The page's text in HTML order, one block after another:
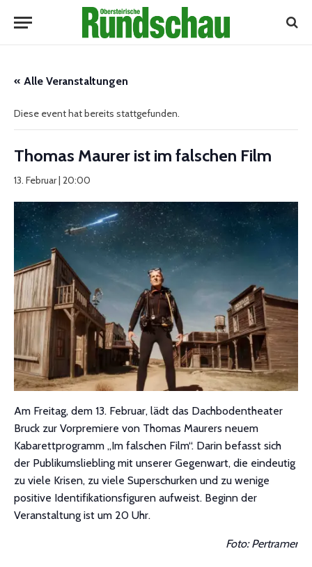
« Alle Veranstaltungen
Diese event hat bereits stattgefunden.
Thomas Maurer ist im falschen Film
13. Februar | 20:00
Am Freitag, dem 13. Februar, lädt das Dachbodentheater
Bruck zur Vorpremiere von Thomas Maurers neuem
Kabarettprogramm „Im falschen Film“. Darin befasst sich
der Publikumsliebling mit unserer Gegenwart, die eindeutig
zu viele Krisen, zu viele Superschurken und zu wenige
positive Identifikationsfiguren aufweist. Beginn der
Veranstaltung ist um 20 Uhr.
Foto: Pertramer